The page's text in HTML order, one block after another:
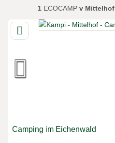
1 ECOCAMP v Mittelhof
Camping im Eichenwald